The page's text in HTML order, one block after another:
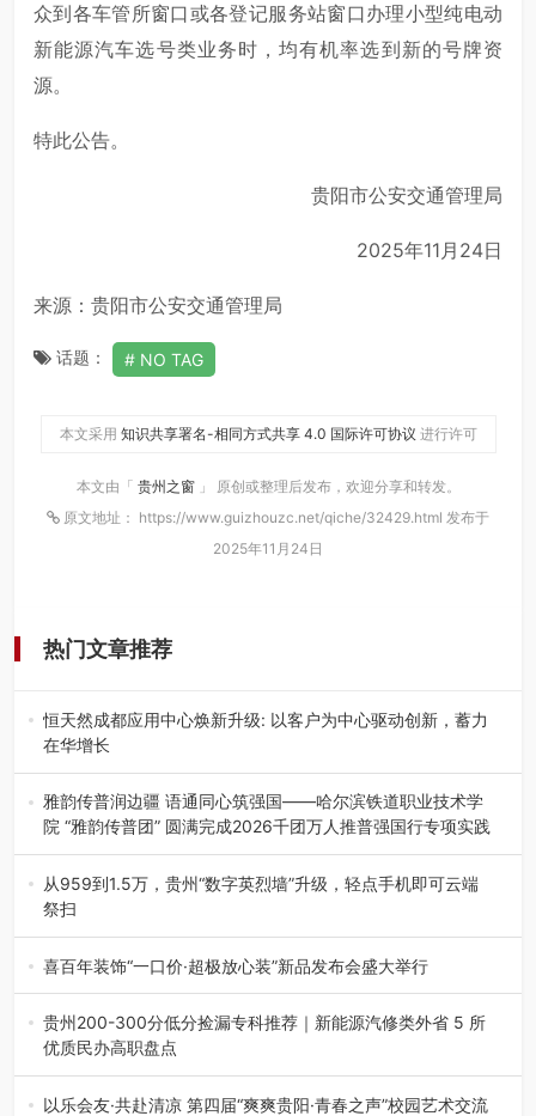
众到各车管所窗口或各登记服务站窗口办理小型纯电动
新能源汽车选号类业务时，均有机率选到新的号牌资
源。
特此公告。
贵阳市公安交通管理局
2025年11月24日
来源：贵阳市公安交通管理局
话题： NO TAG
本文采用 知识共享署名-相同方式共享 4.0 国际许可协议 进行许可
本文由「 贵州之窗 」 原创或整理后发布，欢迎分享和转发。
原文地址： https://www.guizhouzc.net/qiche/32429.html 发布于
2025年11月24日
热门文章推荐
恒天然成都应用中心焕新升级: 以客户为中心驱动创新，蓄力
在华增长
融合全球研发实力与本土洞察，深化客户共创，赋能西南市
场创新发展 （7月27日，成…
雅韵传普润边疆 语通同心筑强国——哈尔滨铁道职业技术学
院 “雅韵传普团” 圆满完成2026千团万人推普强国行专项实践
为扎实推进2026“千团万人推普强国行”大学生暑期社会实
践，牢牢紧扣 “雅韵传普…
从959到1.5万，贵州“数字英烈墙”升级，轻点手机即可云端
祭扫
八一建军节到来之际，由贵州省退役军人事务厅指导，贵阳
市退役军人事务局联合贵州广电…
喜百年装饰“一口价·超极放心装”新品发布会盛大举行
2026年7月31日，喜百年装饰“一口价·超极放心装”新品发布
会在贵阳隆重举行。…
贵州200-300分低分捡漏专科推荐｜新能源汽修类外省 5 所
优质民办高职盘点
在贵州省高考志愿填报体系中，200至300分数段考生可选择
的省内工科、新能源汽车…
以乐会友·共赴清凉 第四届“爽爽贵阳·青春之声”校园艺术交流